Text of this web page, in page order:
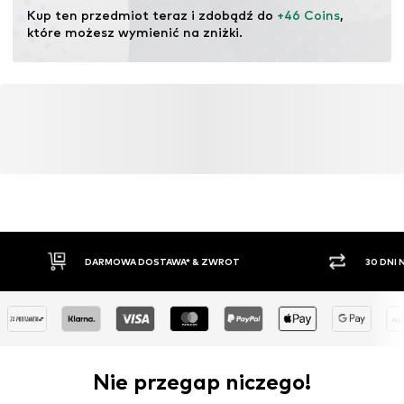
ekosystemów poprzez rolnictwo ekologiczne poprzez
rezygnację z modyfikacji genetycznych oraz ograniczenie
zużycia wody i nawozów chemicznych.
Kup ten przedmiot teraz i zdobądź do +46 Coins,
które możesz wymienić na zniżki.
DARMOWA DOSTAWA* & ZWROT 30 DNI
Nie przegap niczego!